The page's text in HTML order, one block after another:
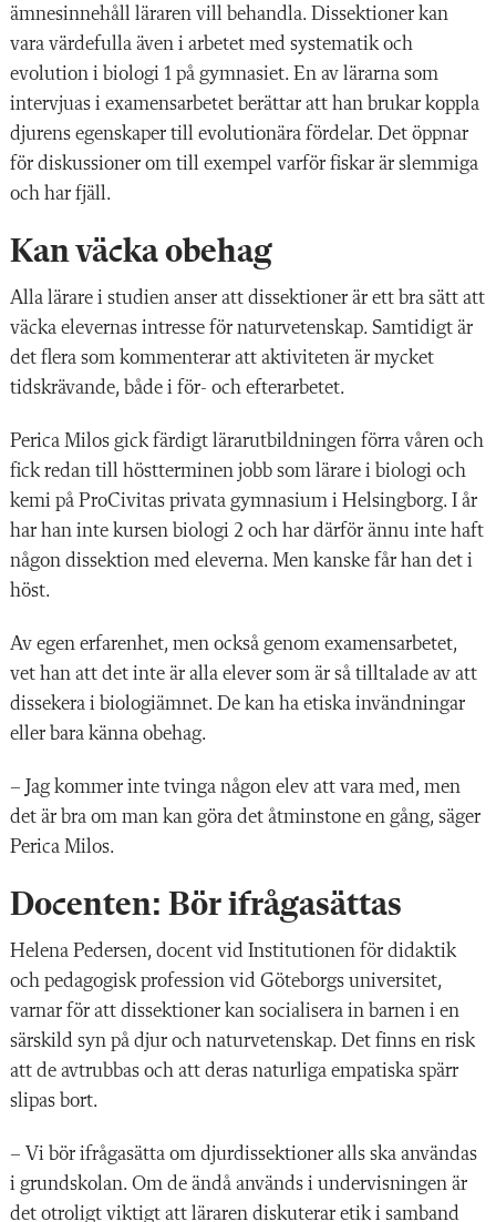
ämnesinnehåll läraren vill behandla. Dissektioner kan
vara värdefulla även i arbetet med systematik och
evolution i biologi 1 på gymnasiet. En av lärarna som
intervjuas i examensarbetet berättar att han brukar koppla
djurens egenskaper till evolutionära fördelar. Det öppnar
för diskussioner om till exempel varför fiskar är slemmiga
och har fjäll.
Kan väcka obehag
Alla lärare i studien anser att dissektioner är ett bra sätt att
väcka elevernas intresse för naturvetenskap. Samtidigt är
det flera som kommenterar att aktiviteten är mycket
tidskrävande, både i för- och efterarbetet.
Perica Milos gick färdigt lärarutbildningen förra våren och
fick redan till höstterminen jobb som lärare i biologi och
kemi på ProCivitas privata gymnasium i Helsingborg. I år
har han inte kursen biologi 2 och har därför ännu inte haft
någon dissektion med eleverna. Men kanske får han det i
höst.
Av egen erfarenhet, men också genom examensarbetet,
vet han att det inte är alla elever som är så tilltalade av att
dissekera i biologiämnet. De kan ha etiska invändningar
eller bara känna obehag.
– Jag kommer inte tvinga någon elev att vara med, men
det är bra om man kan göra det åtminstone en gång, säger
Perica Milos.
Docenten: Bör ifrågasättas
Helena Pedersen, docent vid Institutionen för didaktik
och pedagogisk profession vid Göteborgs universitet,
varnar för att dissektioner kan socialisera in barnen i en
särskild syn på djur och naturvetenskap. Det finns en risk
att de avtrubbas och att deras naturliga empatiska spärr
slipas bort.
– Vi bör ifrågasätta om djurdissektioner alls ska användas
i grundskolan. Om de ändå används i undervisningen är
det otroligt viktigt att läraren diskuterar etik i samband